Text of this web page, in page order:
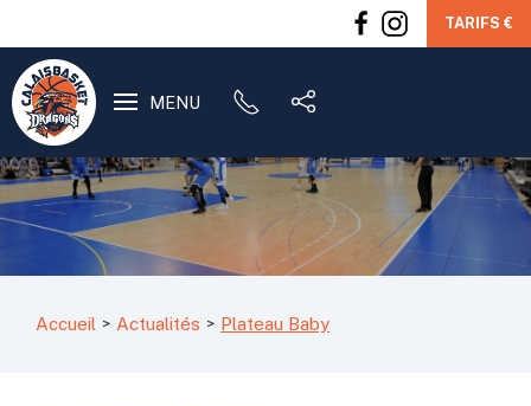
TARIFS €
MENU
Accueil Actualités Plateau Baby